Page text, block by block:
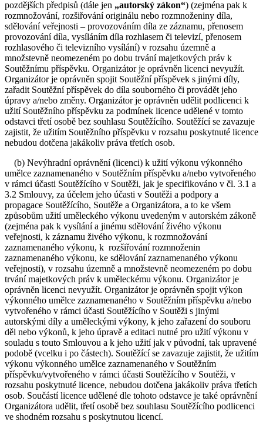
pozdějších předpisů (dále jen „autorský zákon“) (zejména pak k
rozmnožování, rozšiřování originálu nebo rozmnoženiny díla,
sdělování veřejnosti – provozováním díla ze záznamu, přenosem
provozování díla, vysíláním díla rozhlasem či televizí, přenosem
rozhlasového či televizního vysílání) v rozsahu územně a
množstevně neomezeném po dobu trvání majetkových práv k
Soutěžnímu příspěvku. Organizátor je oprávněn licenci nevyužít.
Organizátor je oprávněn spojit Soutěžní příspěvek s jinými díly,
zařadit Soutěžní příspěvek do díla souborného či provádět jeho
úpravy a/nebo změny. Organizátor je oprávněn udělit podlicenci k
užití Soutěžního příspěvku za podmínek licence udělené v tomto
odstavci třetí osobě bez souhlasu Soutěžícího. Soutěžící se zavazuje
zajistit, že užitím Soutěžního příspěvku v rozsahu poskytnuté licence
nebudou dotčena jakákoliv práva třetích osob.
(b) Nevýhradní oprávnění (licenci) k užití výkonu výkonného
umělce zaznamenaného v Soutěžním příspěvku a/nebo vytvořeného
v rámci účasti Soutěžícího v Soutěži, jak je specifikováno v čl. 3.1 a
3.2 Smlouvy, za účelem jeho účasti v Soutěži a podpory a
propagace Soutěžícího, Soutěže a Organizátora, a to ke všem
způsobům užití uměleckého výkonu uvedeným v autorském zákoně
(zejména pak k vysílání a jinému sdělování živého výkonu
veřejnosti, k záznamu živého výkonu, k rozmnožování
zaznamenaného výkonu, k rozšiřování rozmnoženin
zaznamenaného výkonu, ke sdělování zaznamenaného výkonu
veřejnosti), v rozsahu územně a množstevně neomezeném po dobu
trvání majetkových práv k uměleckému výkonu. Organizátor je
oprávněn licenci nevyužít. Organizátor je oprávněn spojit výkon
výkonného umělce zaznamenaného v Soutěžním příspěvku a/nebo
vytvořeného v rámci účasti Soutěžícího v Soutěži s jinými
autorskými díly a uměleckými výkony, k jeho zařazení do souboru
děl nebo výkonů, k jeho úpravě a editaci nutné pro užití výkonu v
souladu s touto Smlouvou a k jeho užití jak v původní, tak upravené
podobě (vcelku i po částech). Soutěžící se zavazuje zajistit, že užitím
výkonu výkonného umělce zaznamenaného v Soutěžním
příspěvku/vytvořeného v rámci účasti Soutěžícího v Soutěži, v
rozsahu poskytnuté licence, nebudou dotčena jakákoliv práva třetích
osob. Součástí licence udělené dle tohoto odstavce je také oprávnění
Organizátora udělit, třetí osobě bez souhlasu Soutěžícího podlicenci
ve shodném rozsahu s poskytnutou licencí.